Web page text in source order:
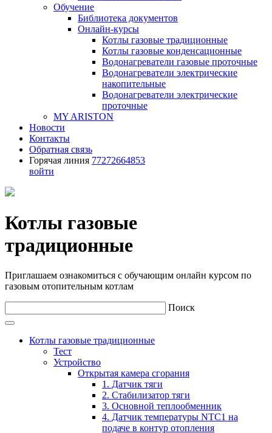
Обучение
Библиотека документов
Онлайн-курсы
Котлы газовые традиционные
Котлы газовые конденсационные
Водонагреватели газовые проточные
Водонагреватели электрические
накопительные
Водонагреватели электрические
проточные
MY ARISTON
Новости
Контакты
Обратная связь
Горячая линия 77272664853
войти
Котлы газовые
традиционные
Приглашаем ознакомиться с обучающим онлайн курсом по
газовым отопительным котлам
Поиск
Котлы газовые традиционные
Тест
Устройство
Открытая камера сгорания
1. Датчик тяги
2. Стабилизатор тяги
3. Основной теплообменник
4. Датчик температуры NTC1 на
подаче в контур отопления